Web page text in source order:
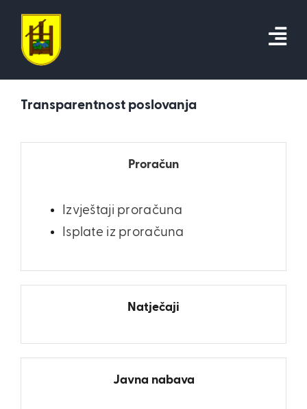
content
Transparentnost poslovanja
Proračun
Izvještaji proračuna
Isplate iz proračuna
Natječaji
Javna nabava